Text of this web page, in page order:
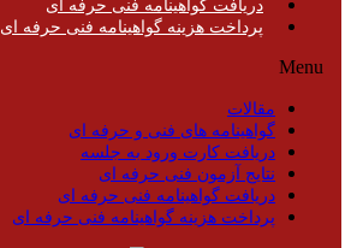
دریافت گواهینامه فنی حرفه ای
پرداخت هزینه گواهینامه فنی حرفه ای
Menu
مقالات
گواهینامه های فنی و حرفه ای
دریافت کارت ورود به جلسه
نتایج آزمون فنی حرفه ای
دریافت گواهینامه فنی حرفه ای
پرداخت هزینه گواهینامه فنی حرفه ای